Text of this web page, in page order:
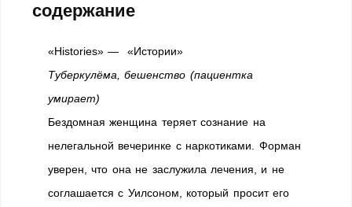
содержание
«Histories» — «Истории»
Туберкулёма, бешенство (пациентка
умирает)
Бездомная женщина теряет сознание на
нелегальной вечеринке с наркотиками. Форман
уверен, что она не заслужила лечения, и не
соглашается с Уилсоном, который просит его